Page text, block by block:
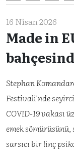
16 Nisan 2026
Made in
Stephan
Festivali'nde
COVID-19 vakası
emek sömürüsünü,
sarsıcı bir linç